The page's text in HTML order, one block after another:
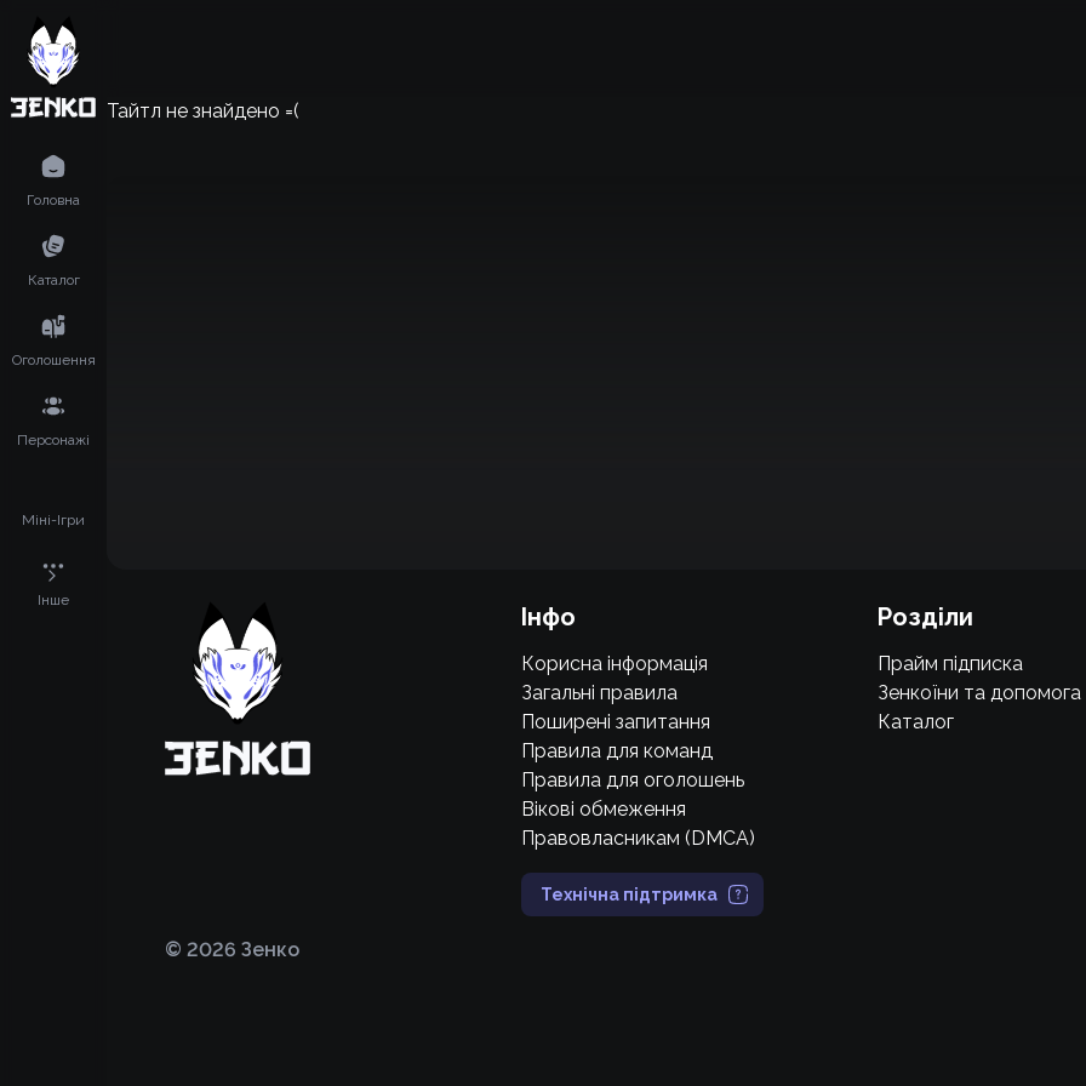
Головна
Каталог
Оголошення
Персонажі
Міні-Ігри
Інше
Тайтл не знайдено =(
крутих нововведень
Підтримати проєкт
Інфо
Корисна інформація
Загальні правила
Поширені запитання
Правила для команд
Правила для оголошень
Вікові обмеження
Правовласникам (DMCA)
Технічна підтримка
Розділи
Прайм підписка
Зенкоїни та
Каталог
© 2026 Зенко